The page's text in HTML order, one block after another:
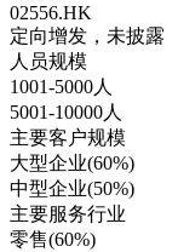
02556.HK
定向增发，未披露
人员规模
1001-5000人
5001-10000人
主要客户规模
大型企业(60%)
中型企业(50%)
主要服务行业
零售(60%)